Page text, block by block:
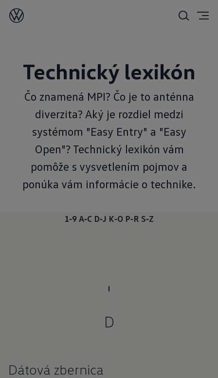
Technický lexikón
Čo znamená MPI? Čo je to anténna
diverzita? Aký je rozdiel medzi
systémom "Easy Entry" a "Easy
Open"? Technický lexikón vám
pomôže s vysvetlením pojmov a
ponúka vám informácie o technike.
1‑9 A‑C D‑J K‑O P‑R S‑Z
D
Dátová zbernica